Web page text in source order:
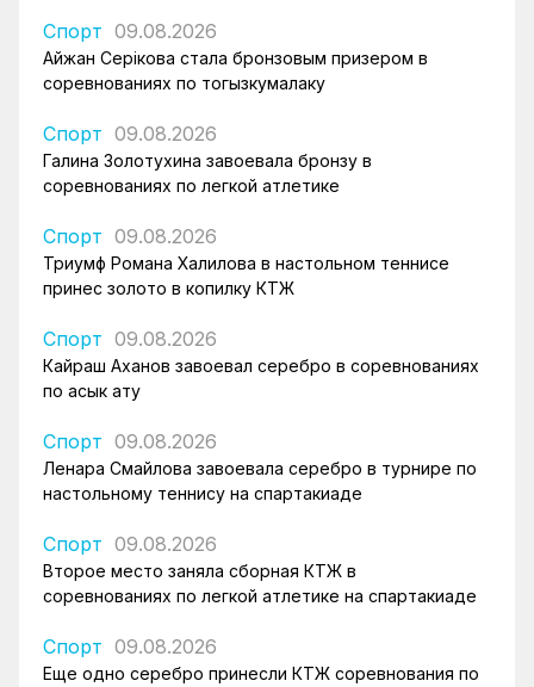
Спорт 09.08.2026
Айжан Серікова стала бронзовым призером в
соревнованиях по тогызкумалаку
Спорт 09.08.2026
Галина Золотухина завоевала бронзу в
соревнованиях по легкой атлетике
Спорт 09.08.2026
Триумф Романа Халилова в настольном теннисе
принес золото в копилку КТЖ
Спорт 09.08.2026
Кайраш Аханов завоевал серебро в соревнованиях
по асык ату
Спорт 09.08.2026
Ленара Смайлова завоевала серебро в турнире по
настольному теннису на спартакиаде
Спорт 09.08.2026
Второе место заняла сборная КТЖ в
соревнованиях по легкой атлетике на спартакиаде
Спорт 09.08.2026
Еще одно серебро принесли КТЖ соревнования по